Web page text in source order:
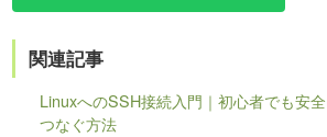
関連記事
LinuxへのSSH接続入門｜初心者でも安
つなぐ方法